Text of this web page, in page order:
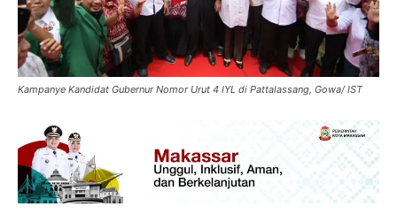
Kampanye Kandidat Gubernur Nomor Urut 4 IYL di Pattalassang, Gowa/ IST